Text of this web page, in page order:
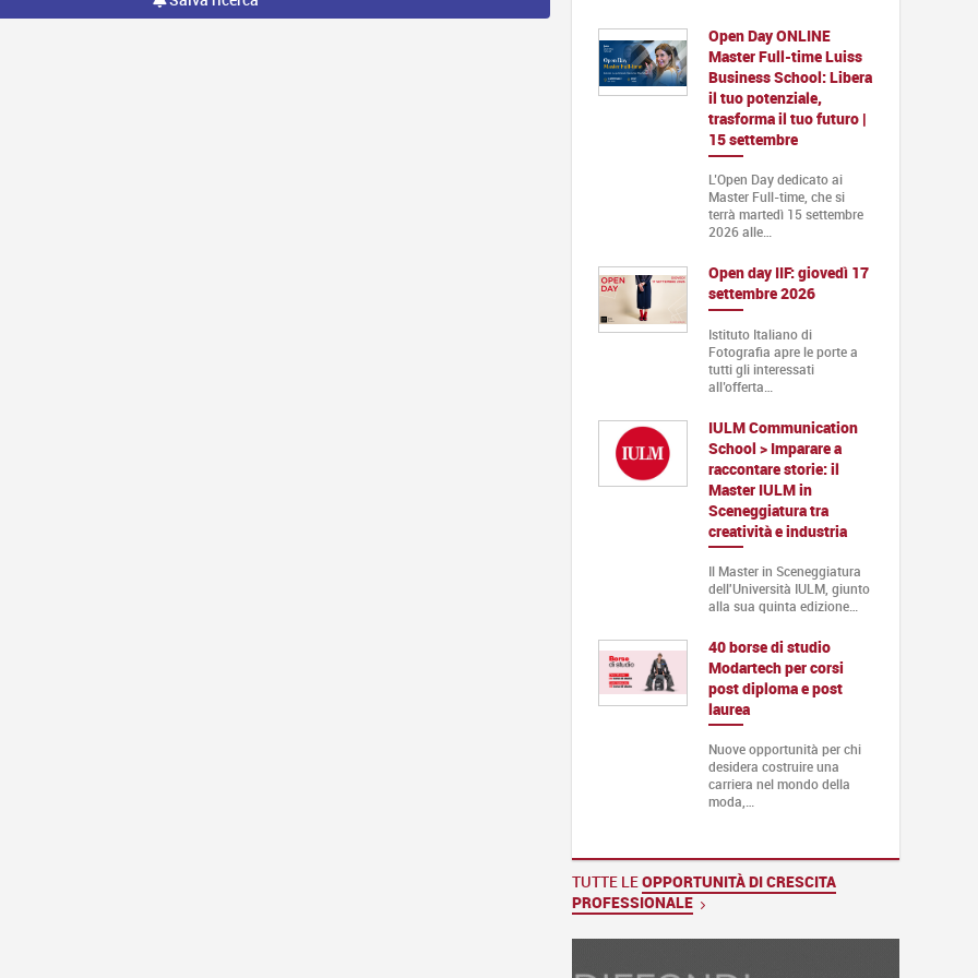
Open Day ONLINE
Master Full-time Luiss
Business School: Libera
il tuo potenziale,
trasforma il tuo futuro |
15 settembre
L’Open Day dedicato ai
Master Full-time, che si
terrà martedì 15 settembre
2026 alle…
Open day IIF: giovedì 17
settembre 2026
Istituto Italiano di
Fotografia apre le porte a
tutti gli interessati
all’offerta…
IULM Communication
School > Imparare a
raccontare storie: il
Master IULM in
Sceneggiatura tra
creatività e industria
Il Master in Sceneggiatura
dell'Università IULM, giunto
alla sua quinta edizione…
40 borse di studio
Modartech per corsi
post diploma e post
laurea
Nuove opportunità per chi
desidera costruire una
carriera nel mondo della
moda,…
TUTTE LEOPPORTUNITÀ DI CRESCITA
PROFESSIONALE